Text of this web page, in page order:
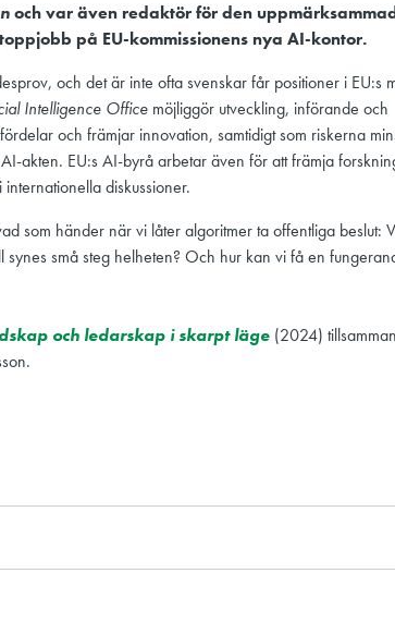
och var även redaktör för den
på EU-kommissionens nya AI-kontor.
och det är inte ofta svenskar får positioner i EU:s
Intelligence Office möjliggör utveckling, införande och
och främjar innovation, samtidigt som riskerna
akten. EU:s AI-byråarbetar även för att främja
diskussioner.
som händer när vi låter algoritmer ta offentliga beslut:
små steg helheten? Och hur kan vi få en
och ledarskap i skarpt läge (2024)